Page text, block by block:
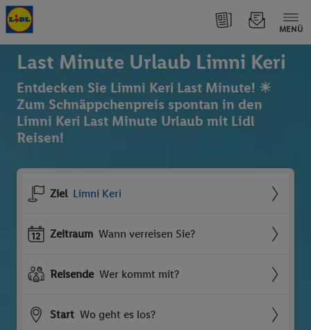
MENÜ
Last Minute Urlaub Limni Keri
Entdecken Sie Limni Keri Last Minute! ☀
Zum Schnäppchenpreis spontan in den
Limni Keri Last Minute Urlaub mit Lidl
Reisen!
Ziel Limni Keri
Zeitraum Wann verreisen Sie?
Reisende Wer kommt mit?
Start Wo geht es los?